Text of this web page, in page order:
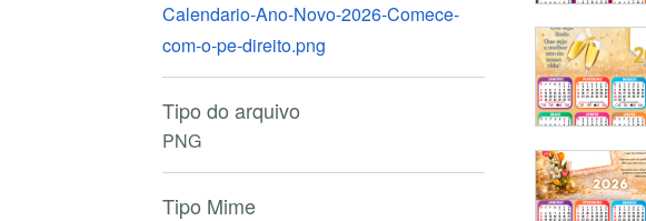
Calendario-Ano-Novo-2026-Comece-
com-o-pe-direito.png
Tipo do arquivo
PNG
Tipo Mime